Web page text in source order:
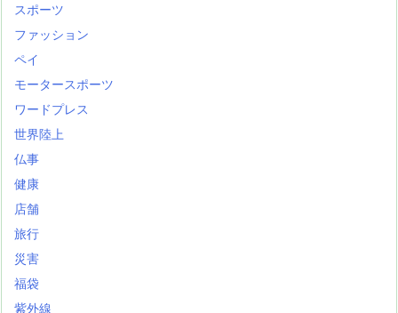
スポーツ
ファッション
ペイ
モータースポーツ
ワードプレス
世界陸上
仏事
健康
店舗
旅行
災害
福袋
紫外線